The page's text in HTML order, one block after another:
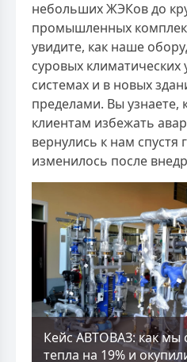
небольших ЖЭКов до
промышленных
увидите, как наше
суровых климатических
системах и в новых
пределами. Вы узнаете,
клиентам избежать
вернулись к нам спустя
изменилось после
Кейс АВТОВАЗ: как мы
тепла на 19% и